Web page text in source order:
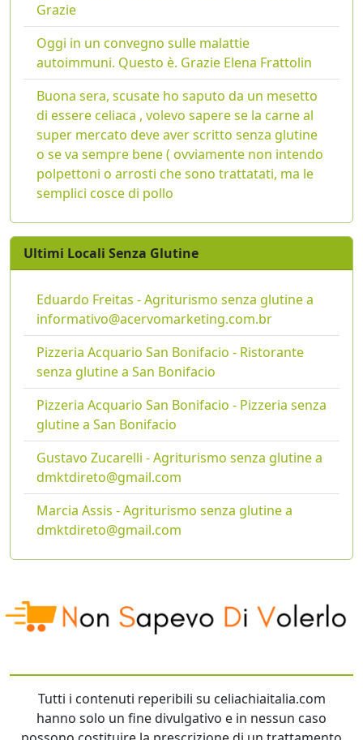
Grazie
Oggi in un convegno sulle malattie
autoimmuni. Questo è. Grazie Elena Frattolin
Buona sera, scusate ho saputo da un mesetto
di essere celiaca , volevo sapere se la carne al
super mercato deve aver scritto senza glutine
o se va sempre bene ( ovviamente non intendo
polpettoni o arrosti che sono trattatati, ma le
semplici cosce di pollo
Ultimi Locali Senza Glutine
Eduardo Freitas - Agriturismo senza glutine a
informativo@acervomarketing.com.br
Pizzeria Acquario San Bonifacio - Ristorante
senza glutine a San Bonifacio
Pizzeria Acquario San Bonifacio - Pizzeria senza
glutine a San Bonifacio
Gustavo Zucarelli - Agriturismo senza glutine a
dmktdireto@gmail.com
Marcia Assis - Agriturismo senza glutine a
dmktdireto@gmail.com
Tutti i contenuti reperibili su celiachiaitalia.com
hanno solo un fine divulgativo e in nessun caso